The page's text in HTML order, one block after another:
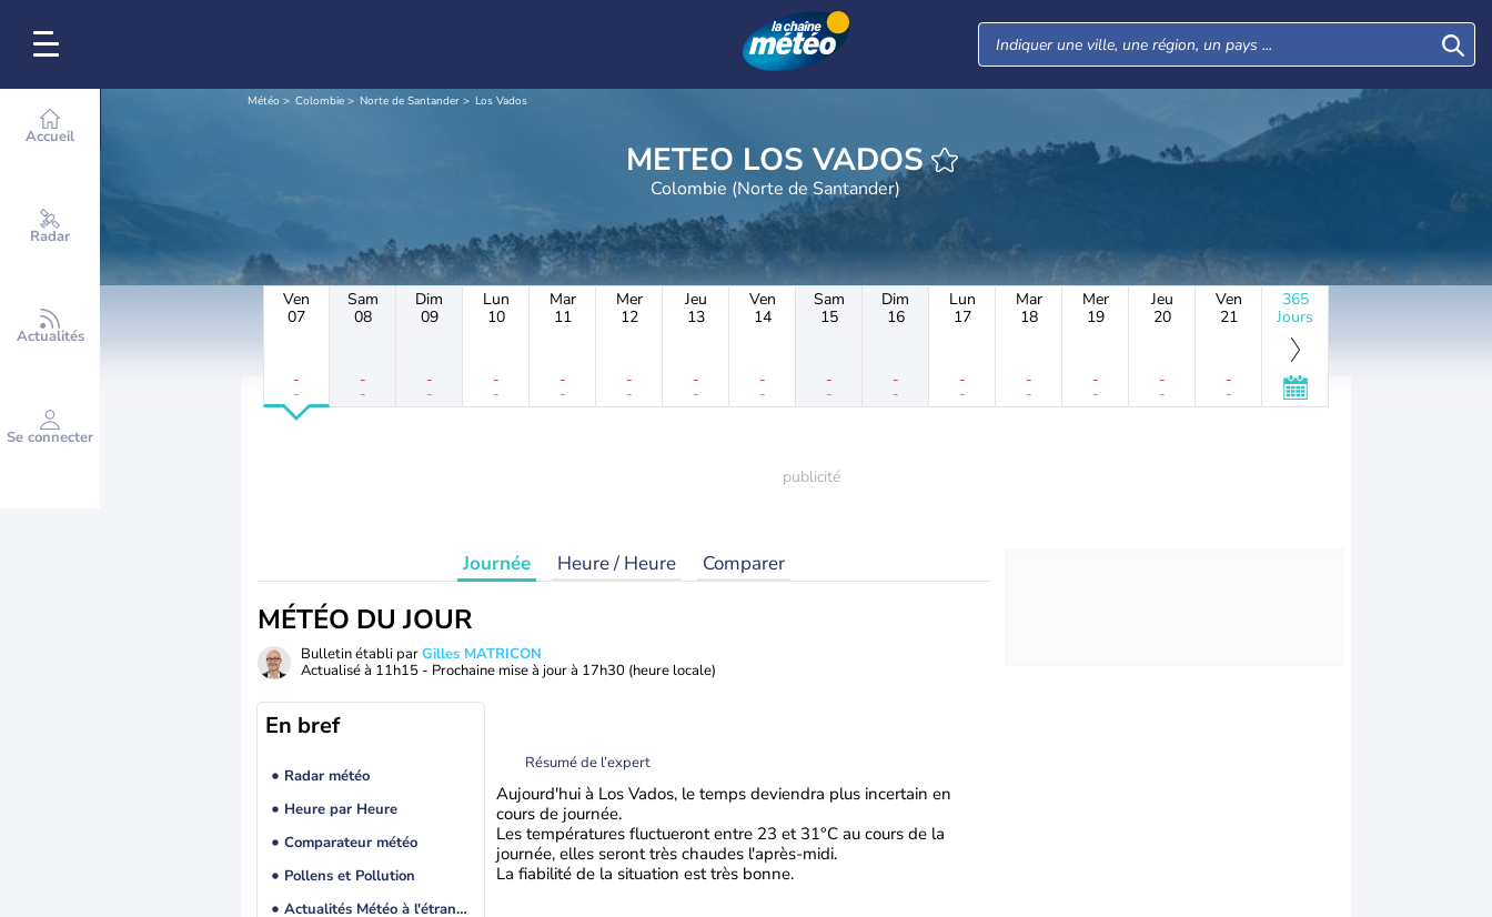
Accueil
Radar
Actualités
Se connecter
Météo Colombie Norte de Santander Los Vados
METEO LOS VADOS
Colombie (Norte de Santander)
Ven
07
-
-
Sam
08
-
-
Dim
09
-
-
Lun
10
-
-
Mar
11
-
-
Mer
12
-
-
Jeu
13
-
-
Ven
14
-
-
Sam
15
-
-
Dim
16
-
-
Lun
17
-
-
Mar
18
-
-
Mer
19
-
-
Jeu
20
-
-
Ven
21
-
-
365
Jours
Journée Heure / Heure Comparer
MÉTÉO DU JOUR
Bulletin établi parGilles MATRICON
Actualisé à 11h15 - Prochaine mise à jour à 17h30 (heure locale)
En bref
Radar météo
Heure par Heure
Comparateur météo
Pollens et Pollution
Actualités Météo à l'étranger
Résumé de l’expert
Aujourd'hui à Los Vados, le temps deviendra plus incertain en
cours de journée.
Les températures fluctueront entre 23 et 31°C au cours de la
journée, elles seront très chaudes l'après-midi.
La fiabilité de la situation est très bonne.